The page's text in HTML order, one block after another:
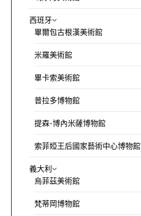
西班牙
畢爾包古根漢美術館
米羅美術館
畢卡索美術館
普拉多博物館
提森-博內米薩博物館
索菲婭王后國家藝術中心博物館
義大利
烏菲茲美術館
梵蒂岡博物館